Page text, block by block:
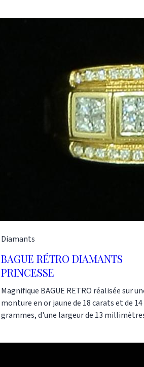
Diamants
BAGUE RÉTRO DIAMANTS
PRINCESSE
Magnifique BAGUE RETRO réalisée sur
monture en or jaune de 18 carats et de 14
grammes, d'une largeur de 13